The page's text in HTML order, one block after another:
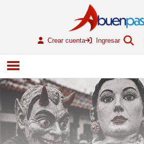
Crear cuenta Ingresar